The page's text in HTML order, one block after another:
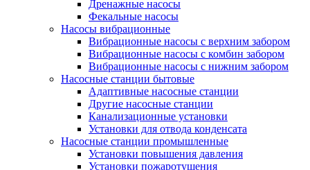
Дренажные насосы
Фекальные насосы
Насосы вибрационные
Вибрационные насосы с верхним забором
Вибрационные насосы с комбин забором
Вибрационные насосы с нижним забором
Насосные станции бытовые
Адаптивные насосные станции
Другие насосные станции
Канализационные установки
Установки для отвода конденсата
Насосные станции промышленные
Установки повышения давления
Установки пожаротушения